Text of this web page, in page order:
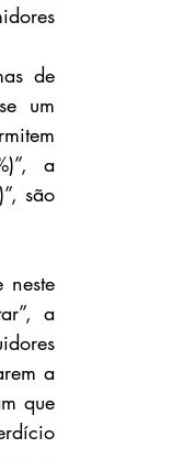
de
um
a
são
neste
a
a
que